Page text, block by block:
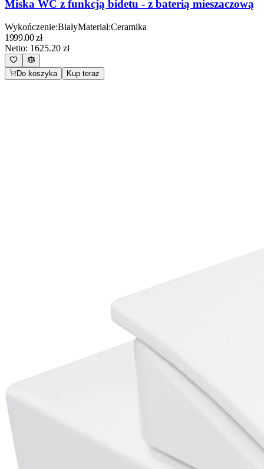
Miska WC z funkcją bidetu - z baterią mieszaczową
Wykończenie:BiałyMateriał:Ceramika
1999.00zł
Netto: 1625.20 zł
Do koszyka Kup teraz